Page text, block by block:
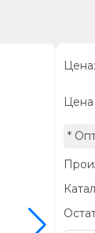
Цена:
*